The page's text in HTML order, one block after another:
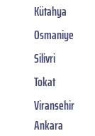
Kütahya
Osmaniye
Silivri
Tokat
Viransehir
Ankara